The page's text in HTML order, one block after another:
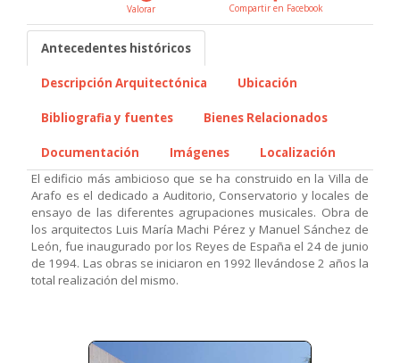
Valorar
Compartir en Facebook
Antecedentes históricos
Descripción Arquitectónica Ubicación
Bibliografia y fuentes Bienes Relacionados
Documentación Imágenes
Localización
El edificio más ambicioso que se ha construido en la Villa de
Arafo es el dedicado a Auditorio, Conservatorio y locales de
ensayo de las diferentes agrupaciones musicales. Obra de
los arquitectos Luis María Machi Pérez y Manuel Sánchez de
León, fue inaugurado por los Reyes de España el 24 de junio
de 1994. Las obras se iniciaron en 1992 llevándose 2 años la
total realización del mismo.